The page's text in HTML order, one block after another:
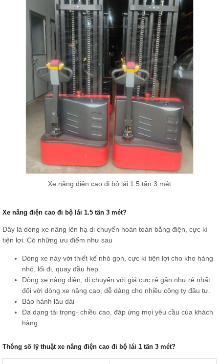
Xe nâng điện cao đi bộ lái 1.5 tấn 3 mét
Xe nâng điện cao đi bộ lái 1.5 tấn 3 mét?
Đây là dòng xe nâng lên hạ di chuyển hoàn toàn bằng điện, cực kì
tiện lợi. Có những ưu điểm như sau
Dòng xe này với thiết kế nhỏ gọn, cực kì tiện lợi cho kho hàng
nhỏ, lối đi, quay đầu hẹp.
Dòng xe nâng điện, di chuyển với giá cực rẻ gần như rẻ nhất
đối vời dòng xe nâng cao, dễ dàng cho nhiều công ty đầu tư.
Bảo hành lâu dài
Đa dạng tải trọng- chiều cao, đáp ứng mọi yêu cầu của khách
hàng.
Thông số lỹ thuật xe nâng điện cao đi bộ lái 1 tấn 3 mét?